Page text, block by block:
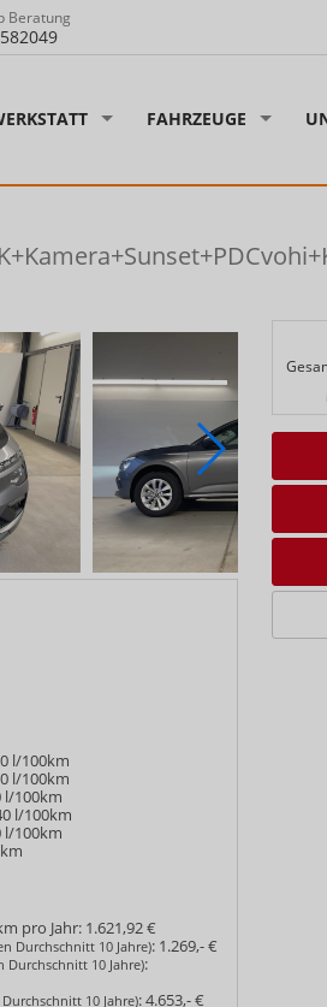
Beratung
FAHRZEUGE
l/100km
l/100km
l/100km
l/100km
l/100km
pro Jahr: 1.621,92 €
Durchschnitt 10 Jahre): 1.269,- €
Durchschnitt 10 Jahre):
10 Jahre):4.653,- €